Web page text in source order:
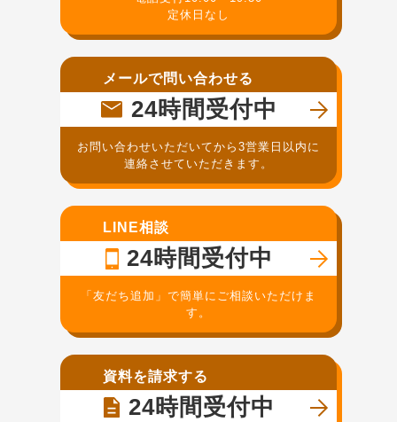
定休日なし
メールで問い合わせる
24時間受付中
お問い合わせいただいてから3営業日以内に
連絡させていただきます。
LINE相談
24時間受付中
「友だち追加」で簡単にご相談いただけま
す。
資料を請求する
24時間受付中